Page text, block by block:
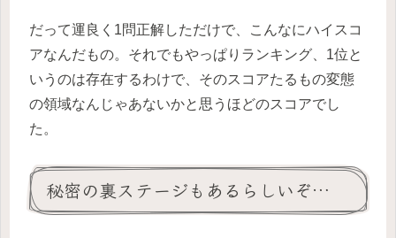
だって運良く1問正解しただけで、こんなにハイスコ
アなんだもの。それでもやっぱりランキング、1位と
いうのは存在するわけで、そのスコアたるもの変態
の領域なんじゃあないかと思うほどのスコアでし
た。
秘密の裏ステージもあるらしいぞ…